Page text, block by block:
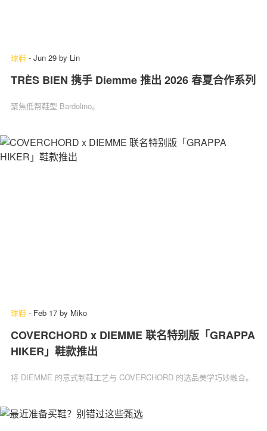
球鞋 - Jun 29 by Lin
TRÈS BIEN 携手 Diemme 推出 2026 春夏合作系列
聚焦低帮鞋型 Bardolino。
球鞋 - Feb 17 by Miko
COVERCHORD x DIEMME 联名特别版「GRAPPA
HIKER」鞋款推出
将 DIEMME 的意式制鞋工艺与 COVERCHORD 的选品美学巧妙融合。